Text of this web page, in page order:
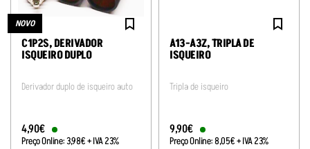
NOVO
C1P2S, DERIVADOR
ISQUEIRO DUPLO
Derivador duplo de isqueiro auto
4,90€
Preço Online:3,98€+ IVA 23%
A13-A3Z, TRIPLA DE
ISQUEIRO
Tripla de isqueiro
9,90€
Preço Online:8,05€+ IVA 23%